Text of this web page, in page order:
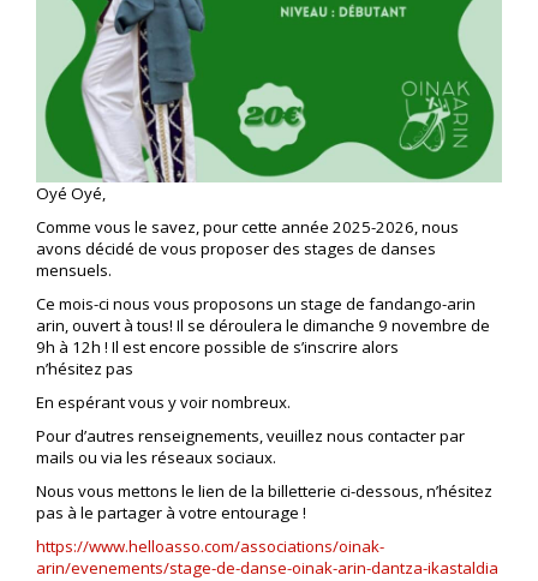
Oyé Oyé,
Comme vous le savez, pour cette année 2025-2026, nous
avons décidé de vous proposer des stages de danses
mensuels.
Ce mois-ci nous vous proposons un stage de fandango-arin
arin, ouvert à tous! Il se déroulera le dimanche 9 novembre de
9h à 12h ! Il est encore possible de s’inscrire alors
n’hésitez pas
En espérant vous y voir nombreux.
Pour d’autres renseignements, veuillez nous contacter par
mails ou via les réseaux sociaux.
Nous vous mettons le lien de la billetterie ci-dessous, n’hésitez
pas à le partager à votre entourage !
https://www.helloasso.com/associations/oinak-
arin/evenements/stage-de-danse-oinak-arin-dantza-ikastaldia